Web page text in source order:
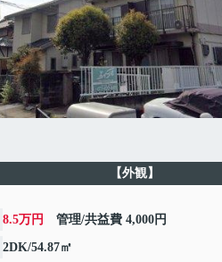
【外観】
8.5万円 管理/共益費 4,000円
2DK/54.87㎡